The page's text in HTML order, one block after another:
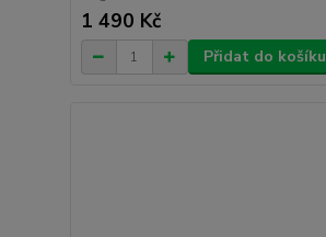
1 490 Kč
Přidat do košíku